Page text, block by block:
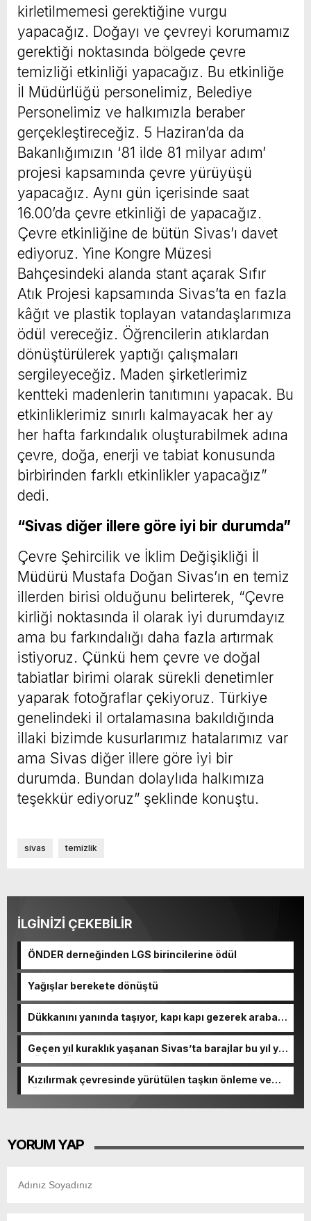
kirletilmemesi gerektiğine vurgu
yapacağız. Doğayı ve çevreyi korumamız
gerektiği noktasında bölgede çevre
temizliği etkinliği yapacağız. Bu etkinliğe
İl Müdürlüğü personelimiz, Belediye
Personelimiz ve halkımızla beraber
gerçekleştireceğiz. 5 Haziran’da da
Bakanlığımızın ‘81 ilde 81 milyar adım’
projesi kapsamında çevre yürüyüşü
yapacağız. Aynı gün içerisinde saat
16.00’da çevre etkinliği de yapacağız.
Çevre etkinliğine de bütün Sivas’ı davet
ediyoruz. Yine Kongre Müzesi
Bahçesindeki alanda stant açarak Sıfır
Atık Projesi kapsamında Sivas’ta en fazla
kâğıt ve plastik toplayan vatandaşlarımıza
ödül vereceğiz. Öğrencilerin atıklardan
dönüştürülerek yaptığı çalışmaları
sergileyeceğiz. Maden şirketlerimiz
kentteki madenlerin tanıtımını yapacak. Bu
etkinliklerimiz sınırlı kalmayacak her ay
her hafta farkındalık oluşturabilmek adına
çevre, doğa, enerji ve tabiat konusunda
birbirinden farklı etkinlikler yapacağız”
dedi.
“Sivas diğer illere göre iyi bir durumda”
Çevre Şehircilik ve İklim Değişikliği İl
Müdürü Mustafa Doğan Sivas’ın en temiz
illerden birisi olduğunu belirterek, “Çevre
kirliği noktasında il olarak iyi durumdayız
ama bu farkındalığı daha fazla artırmak
istiyoruz. Çünkü hem çevre ve doğal
tabiatlar birimi olarak sürekli denetimler
yaparak fotoğraflar çekiyoruz. Türkiye
genelindeki il ortalamasına bakıldığında
illaki bizimde kusurlarımız hatalarımız var
ama Sivas diğer illere göre iyi bir
durumda. Bundan dolaylıda halkımıza
teşekkür ediyoruz” şeklinde konuştu.
sivas temizlik
İLGİNİZİ ÇEKEBİLİR
ÖNDER derneğinden LGS birincilerine ödül
Yağışlar berekete dönüştü
Dükkanını yanında taşıyor, kapı kapı gezerek araba
Geçen yıl kuraklık yaşanan Sivas’ta barajlar bu yıl yüz
güldürdü
Kızılırmak çevresinde yürütülen taşkın önleme ve
rüsubat çalışmaları devam ediyor
YORUM YAP